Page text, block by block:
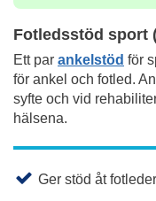
Fotledsstöd sport
Ett par ankelstöd för
för ankel och fotled.
syfte och vid
hälsena.
Ger stöd åt